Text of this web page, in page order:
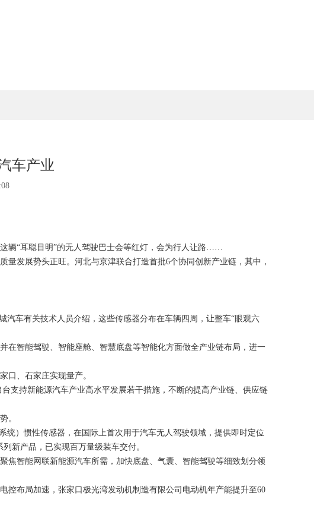
车产业
辆“耳聪目明”的无人驾驶巴士会等红灯，会为行人让路……
发展势头正旺。河北与京津联合打造首批6个协同创新产业链，其中，
车有关技术人员介绍，这些传感器分布在车辆四周，让整车“眼观六
智能驾驶、智能座舱、智慧底盘等智能化方面做全产业链布局，进一
、石家庄实现量产。
支持新能源汽车产业高水平发展若干措施，不断的提高产业链、供应链
。
）惯性传感器，在国际上首次用于汽车无人驾驶领域，提供即时定位
新产品，已实现百万量级装车交付。
智能网联新能源汽车所需，加快底盘、气囊、智能驾驶等细致划分领
布局加速，张家口极光湾发动机制造有限公司电动机年产能提升至60